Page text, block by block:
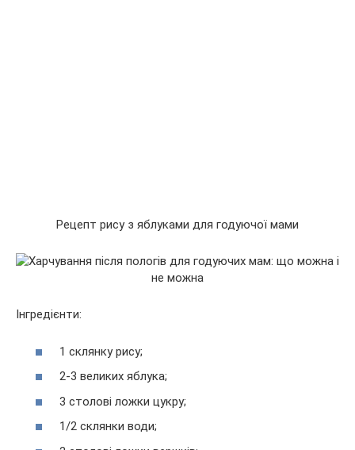
Рецепт рису з яблуками для годуючої мами
Інгредієнти:
1 склянку рису;
2-3 великих яблука;
3 столові ложки цукру;
1/2 склянки води;